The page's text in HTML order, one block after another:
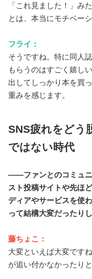
「これ見ました！」み
とは、本当にモチベー
フライ：
そうですね。特に同人
もらうのはすごく嬉し
出してしっかり本を買
重みを感じます。
SNS疲れをどう
ではない時代
――ファンとのコミュニ
スト投稿サイトや先ほ
ディアやサービスを使
って結構大変だったり
藤ちょこ：
大変といえば大変です
が追い付かなかったりと